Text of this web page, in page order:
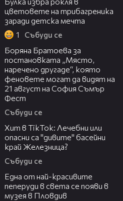
цветовете на трибагреника
заради детска мечта
1 Събуди се
Боряна Братоева за
постановката „Място,
наречено другаде“, която
феновете могат да видят на
21 август на София Съмър
Фест
Събуди се
Хит в TikTok: Лечебни или
опасни са "дивите" басейни
край Железница?
Събуди се
Една от най-красивите
пеперуди в света се появи в
музея в Пловдив